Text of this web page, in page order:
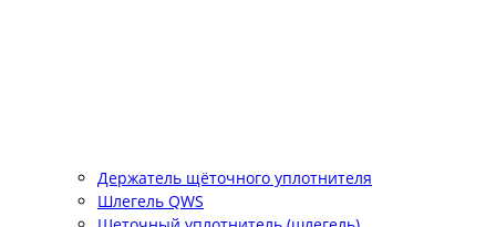
Держатель щёточного уплотнителя
Шлегель QWS